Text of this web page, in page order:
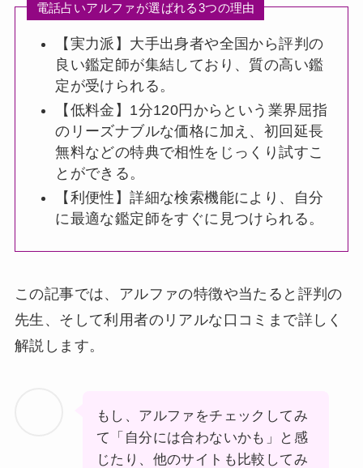
電話占いアルファが選ばれる3つの理由
【実力派】大手出身者や全国から評判の
良い鑑定師が集結しており、質の高い鑑
定が受けられる。
【低料金】1分120円からという業界屈指
のリーズナブルな価格に加え、初回延長
無料などの特典で相性をじっくり試すこ
とができる。
【利便性】詳細な検索機能により、自分
に最適な鑑定師をすぐに見つけられる。
この記事では、アルファの特徴や当たると評判の
先生、そして利用者のリアルな口コミまで詳しく
解説します。
もし、アルファをチェックしてみ
て「自分には合わないかも」と感
じたり、他のサイトも比較してみ